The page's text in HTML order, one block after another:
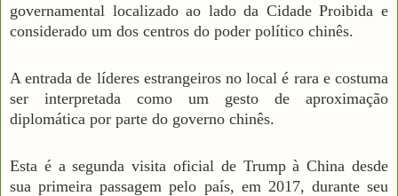
governamental localizado ao lado da Cidade Proibida e
considerado um dos centros do poder político chinês.
A entrada de líderes estrangeiros no local é rara e costuma
ser interpretada como um gesto de aproximação
diplomática por parte do governo chinês.
Esta é a segunda visita oficial de Trump à China desde
sua primeira passagem pelo país, em 2017, durante seu